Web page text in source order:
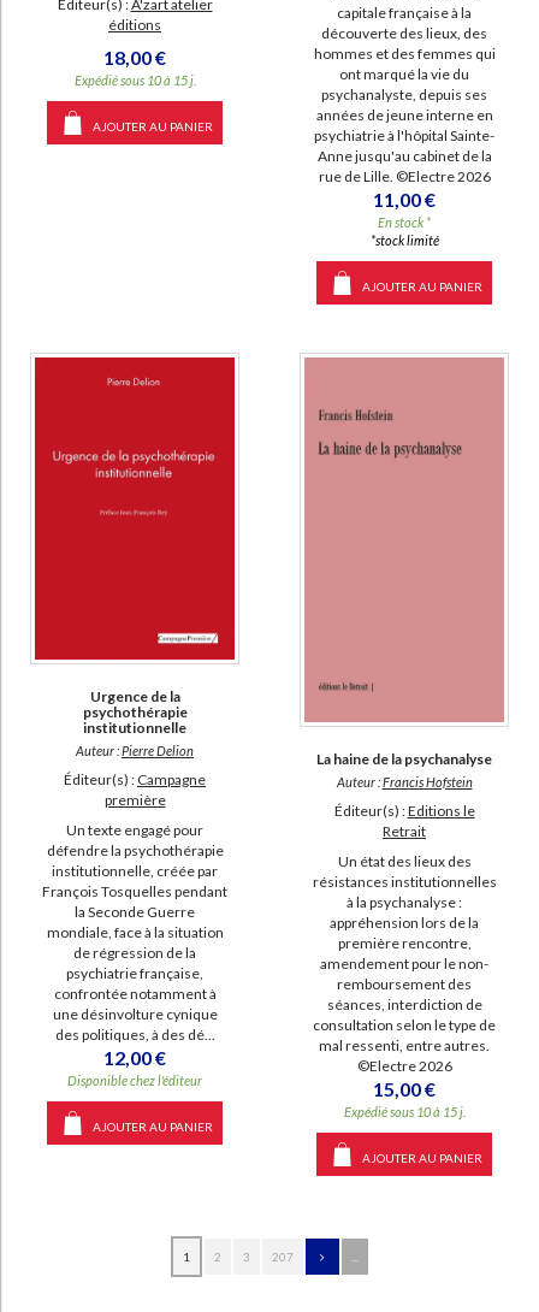
Éditeur(s) :A'zart atelier
éditions
18,00 €
Expédié sous 10 à 15 j.
AJOUTER AU PANIER
capitale française à la
découverte des lieux, des
hommes et des femmes qui
ont marqué la vie du
psychanalyste, depuis ses
années de jeune interne en
psychiatrie à l'hôpital Sainte-
Anne jusqu'au cabinet de la
rue de Lille. ©Electre 2026
11,00 €
En stock *
*stock limité
AJOUTER AU PANIER
Urgence de la
psychothérapie
institutionnelle
Auteur :Pierre Delion
Éditeur(s) : Campagne
première
Un texte engagé pour
défendre la psychothérapie
institutionnelle, créée par
François Tosquelles pendant
la Seconde Guerre
mondiale, face à la situation
de régression de la
psychiatrie française,
confrontée notamment à
une désinvolture cynique
des politiques, à des dé...
12,00 €
Disponible chez l'éditeur
AJOUTER AU PANIER
La haine de la psychanalyse
Auteur :Francis Hofstein
Éditeur(s) :Editions le
Retrait
Un état des lieux des
résistances institutionnelles
à la psychanalyse :
appréhension lors de la
première rencontre,
amendement pour le non-
remboursement des
séances, interdiction de
consultation selon le type de
mal ressenti, entre autres.
©Electre 2026
15,00 €
Expédié sous 10 à 15 j.
AJOUTER AU PANIER
1 2 3 207